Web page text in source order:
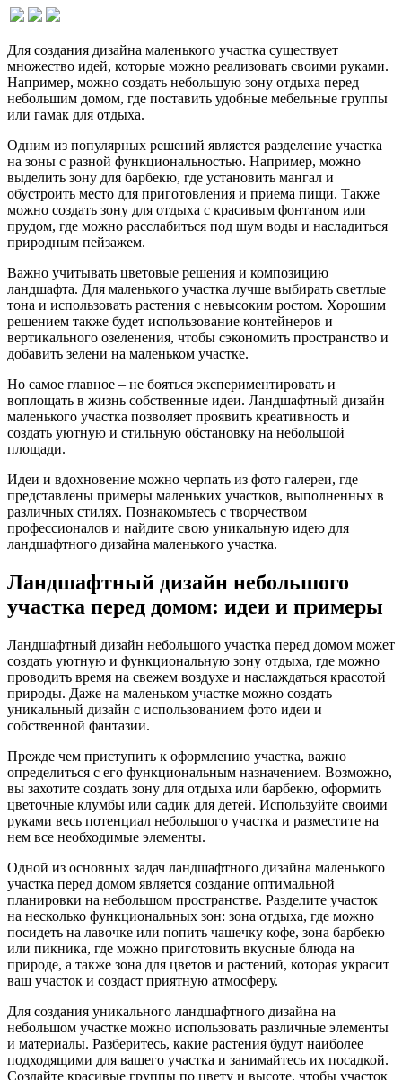
Для создания дизайна маленького участка существует
множество идей, которые можно реализовать своими руками.
Например, можно создать небольшую зону отдыха перед
небольшим домом, где поставить удобные мебельные группы
или гамак для отдыха.
Одним из популярных решений является разделение участка
на зоны с разной функциональностью. Например, можно
выделить зону для барбекю, где установить мангал и
обустроить место для приготовления и приема пищи. Также
можно создать зону для отдыха с красивым фонтаном или
прудом, где можно расслабиться под шум воды и насладиться
природным пейзажем.
Важно учитывать цветовые решения и композицию
ландшафта. Для маленького участка лучше выбирать светлые
тона и использовать растения с невысоким ростом. Хорошим
решением также будет использование контейнеров и
вертикального озеленения, чтобы сэкономить пространство и
добавить зелени на маленьком участке.
Но самое главное – не бояться экспериментировать и
воплощать в жизнь собственные идеи. Ландшафтный дизайн
маленького участка позволяет проявить креативность и
создать уютную и стильную обстановку на небольшой
площади.
Идеи и вдохновение можно черпать из фото галереи, где
представлены примеры маленьких участков, выполненных в
различных стилях. Познакомьтесь с творчеством
профессионалов и найдите свою уникальную идею для
ландшафтного дизайна маленького участка.
Ландшафтный дизайн небольшого
участка перед домом: идеи и примеры
Ландшафтный дизайн небольшого участка перед домом может
создать уютную и функциональную зону отдыха, где можно
проводить время на свежем воздухе и наслаждаться красотой
природы. Даже на маленьком участке можно создать
уникальный дизайн с использованием фото идеи и
собственной фантазии.
Прежде чем приступить к оформлению участка, важно
определиться с его функциональным назначением. Возможно,
вы захотите создать зону для отдыха или барбекю, оформить
цветочные клумбы или садик для детей. Используйте своими
руками весь потенциал небольшого участка и разместите на
нем все необходимые элементы.
Одной из основных задач ландшафтного дизайна маленького
участка перед домом является создание оптимальной
планировки на небольшом пространстве. Разделите участок
на несколько функциональных зон: зона отдыха, где можно
посидеть на лавочке или попить чашечку кофе, зона барбекю
или пикника, где можно приготовить вкусные блюда на
природе, а также зона для цветов и растений, которая украсит
ваш участок и создаст приятную атмосферу.
Для создания уникального ландшафтного дизайна на
небольшом участке можно использовать различные элементы
и материалы. Разберитесь, какие растения будут наиболее
подходящими для вашего участка и занимайтесь их посадкой.
Создайте красивые группы по цвету и высоте, чтобы участок